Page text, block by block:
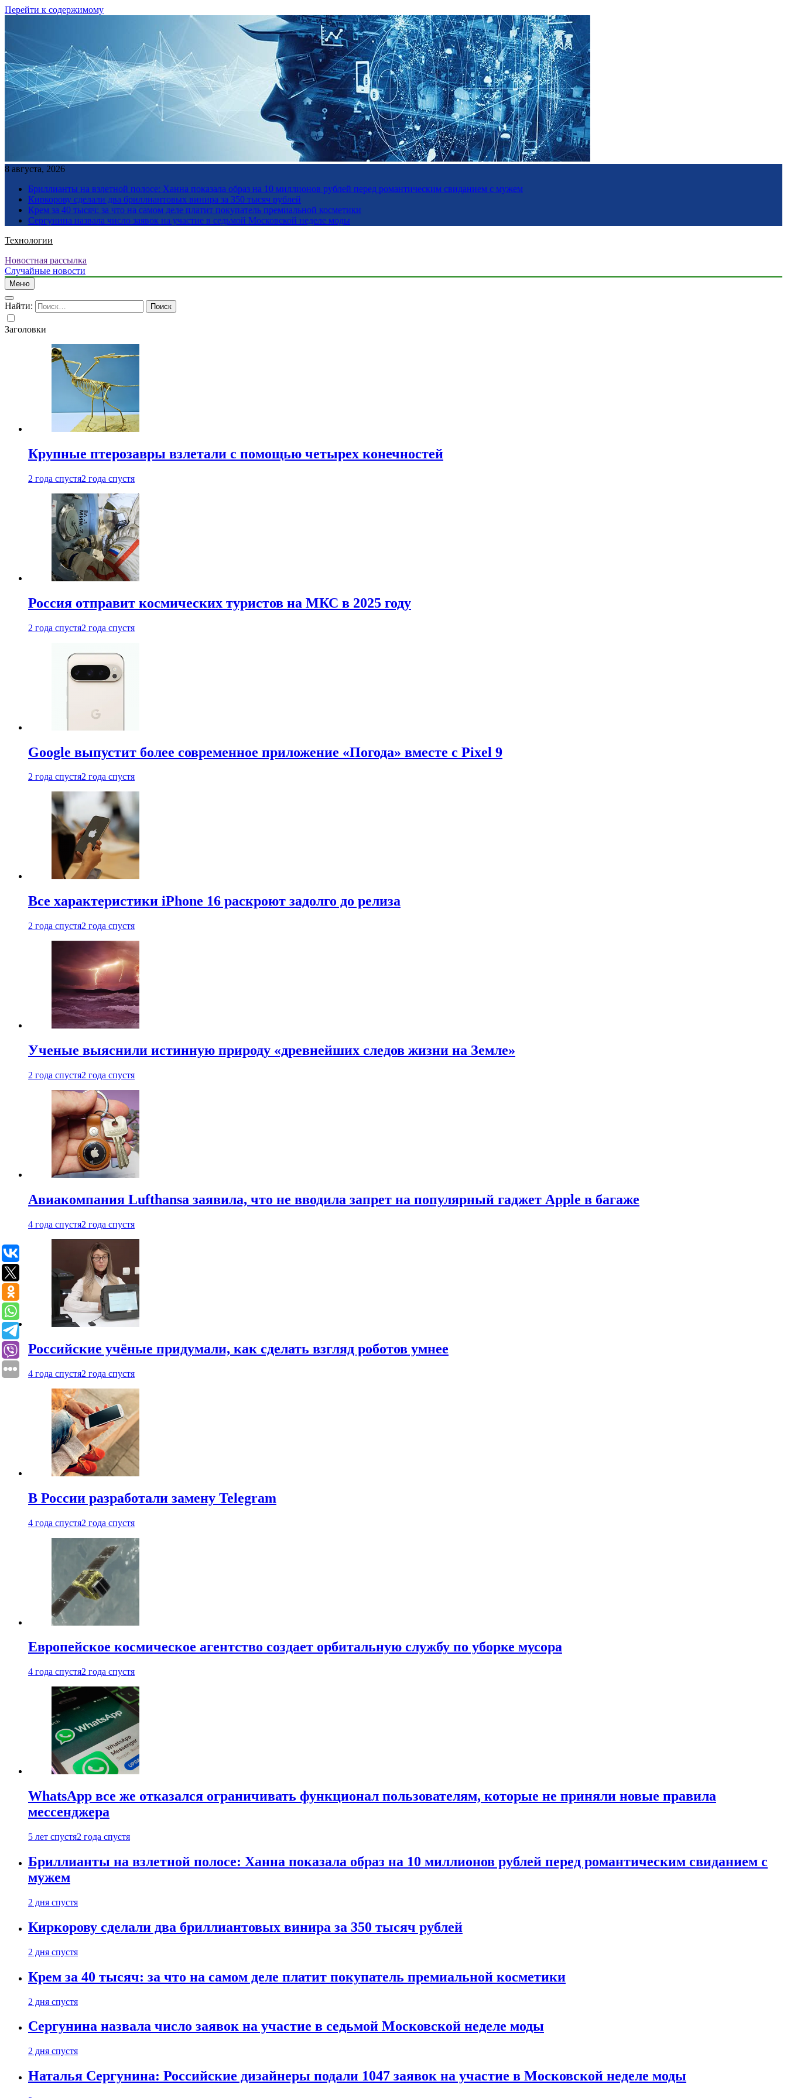
Перейти к содержимому
8 августа, 2026
Бриллианты на взлетной полосе: Ханна показала образ на 10 миллионов рублей перед романтическим свиданием с мужем
Киркорову сделали два бриллиантовых винира за 350 тысяч рублей
Крем за 40 тысяч: за что на самом деле платит покупатель премиальной косметики
Сергунина назвала число заявок на участие в седьмой Московской неделе моды
Технологии
Новостная рассылка
Случайные новости
Меню
Найти:
Заголовки
Крупные птерозавры взлетали с помощью четырех конечностей
2 года спустя2 года спустя
Россия отправит космических туристов на МКС в 2025 году
2 года спустя2 года спустя
Google выпустит более современное приложение «Погода» вместе с Pixel 9
2 года спустя2 года спустя
Все характеристики iPhone 16 раскроют задолго до релиза
2 года спустя2 года спустя
Ученые выяснили истинную природу «древнейших следов жизни на Земле»
2 года спустя2 года спустя
Авиакомпания Lufthansa заявила, что не вводила запрет на популярный гаджет Apple в багаже
4 года спустя2 года спустя
Российские учёные придумали, как сделать взгляд роботов умнее
4 года спустя2 года спустя
В России разработали замену Telegram
4 года спустя2 года спустя
Европейское космическое агентство создает орбитальную службу по уборке мусора
4 года спустя2 года спустя
WhatsApp все же отказался ограничивать функционал пользователям, которые не приняли новые правила
мессенджера
5 лет спустя2 года спустя
Бриллианты на взлетной полосе: Ханна показала образ на 10 миллионов рублей перед романтическим свиданием с
мужем
2 дня спустя
Киркорову сделали два бриллиантовых винира за 350 тысяч рублей
2 дня спустя
Крем за 40 тысяч: за что на самом деле платит покупатель премиальной косметики
2 дня спустя
Сергунина назвала число заявок на участие в седьмой Московской неделе моды
2 дня спустя
Наталья Сергунина: Российские дизайнеры подали 1047 заявок на участие в Московской неделе моды